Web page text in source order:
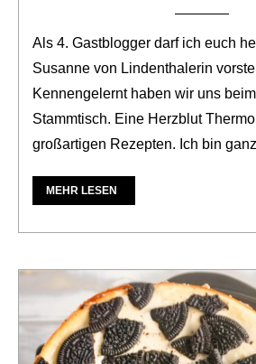
Als 4. Gastblogger darf ich euch
Susanne von Lindenthalerin
Kennengelernt haben wir uns
Stammtisch. Eine Herzblut
großartigen Rezepten. Ich bin
MEHR LESEN